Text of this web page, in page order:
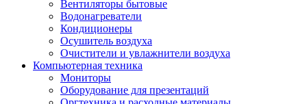
Вентиляторы бытовые
Водонагреватели
Кондиционеры
Осушитель воздуха
Очистители и увлажнители воздуха
Компьютерная техника
Мониторы
Оборудование для презентаций